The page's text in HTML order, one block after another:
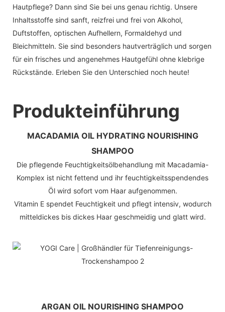
Hautpflege? Dann sind Sie bei uns genau richtig. Unsere
Inhaltsstoffe sind sanft, reizfrei und frei von Alkohol,
Duftstoffen, optischen Aufhellern, Formaldehyd und
Bleichmitteln. Sie sind besonders hautverträglich und sorgen
für ein frisches und angenehmes Hautgefühl ohne klebrige
Rückstände. Erleben Sie den Unterschied noch heute!
Produkteinführung
MACADAMIA OIL HYDRATING NOURISHING
SHAMPOO
Die pflegende Feuchtigkeitsölbehandlung mit Macadamia-
Komplex ist nicht fettend und ihr feuchtigkeitsspendendes
Öl wird sofort vom Haar aufgenommen.
Vitamin E spendet Feuchtigkeit und pflegt intensiv, wodurch
mitteldickes bis dickes Haar geschmeidig und glatt wird.
ARGAN OIL NOURISHING SHAMPOO